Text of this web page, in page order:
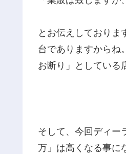
とお伝えしており
台でありますから
お断り」としている
そして、今回ディー
万」は高くなる事に